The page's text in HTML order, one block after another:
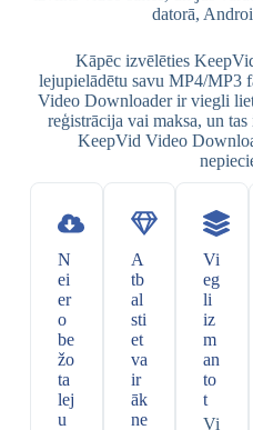
datorā,
Kāpēc izvēlēties
lejupielādētu savu MP4/MP3
Video Downloader ir viegli
reģistrācija vai maksa, un
KeepVid Video
N
ei
er
o
be
žo
ta
lej
u
A
tb
al
sti
et
va
ir
āk
ne
Vi
eg
li
iz
m
an
to
t
Vi